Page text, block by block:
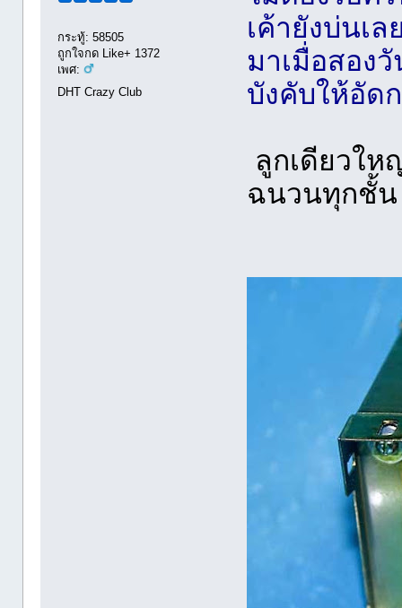
กระทู้: 58505
ถูกใจกด Like+ 1372
เพศ:
DHT Crazy Club
เค้ายังบ่นเล
มาเมื่อสอง
บังคับให้อัด
ลูกเดียวให
ฉนวนทุกชั้น